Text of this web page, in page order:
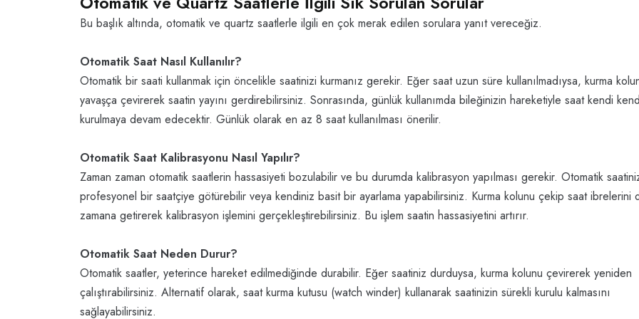
Bu başlık altında, otomatik ve quartz saatlerle ilgili en çok merak edilen sorulara yanıt vereceğiz.
Otomatik Saat Nasıl Kullanılır?
Otomatik bir saati kullanmak için öncelikle saatinizi kurmanız gerekir. Eğer saat uzun süre kullanılmadıysa, kurma
yavaşça çevirerek saatin yayını gerdirebilirsiniz. Sonrasında, günlük kullanımda bileğinizin hareketiyle saat kendi
kurulmaya devam edecektir. Günlük olarak en az 8 saat kullanılması önerilir.
Otomatik Saat Kalibrasyonu Nasıl Yapılır?
Zaman zaman otomatik saatlerin hassasiyeti bozulabilir ve bu durumda kalibrasyon yapılması gerekir. Otomatik
profesyonel bir saatçiye götürebilir veya kendiniz basit bir ayarlama yapabilirsiniz. Kurma kolunu çekip saat ibrelerini
zamana getirerek kalibrasyon işlemini gerçekleştirebilirsiniz. Bu işlem saatin hassasiyetini artırır.
Otomatik Saat Neden Durur?
Otomatik saatler, yeterince hareket edilmediğinde durabilir. Eğer saatiniz durduysa, kurma kolunu çevirerek yeniden
çalıştırabilirsiniz. Alternatif olarak, saat kurma kutusu (watch winder) kullanarak saatinizin sürekli kurulu kalmasını
sağlayabilirsiniz.